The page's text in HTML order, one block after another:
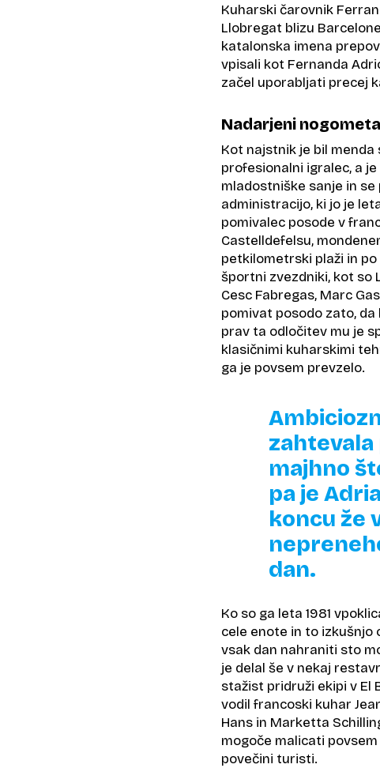
Kuharski čarovnik
Llobregat blizu
katalonska imena
vpisali kot Fernanda
začel uporabljati precej
Nadarjeni
Kot najstnik je bil
profesionalni igralec, a
mladostniške sanje in
administracijo, ki jo je
pomivalec posode v
Castelldefelsu,
petkilometrski plaži in
športni zvezdniki, kot so
Cesc Fabregas, Marc
pomivat posodo zato, da
prav ta odločitev mu je
klasičnimi kuharskimi
ga je povsem prevzelo.
majhno
pa je
koncu že
dan.
Ko so ga leta 1981
cele enote in to izkušnjo
vsak dan nahraniti sto
je delal še v nekaj
stažist pridruži ekipi v El
vodil francoski kuhar
Hans in Marketta
mogoče malicati
povečini turisti.